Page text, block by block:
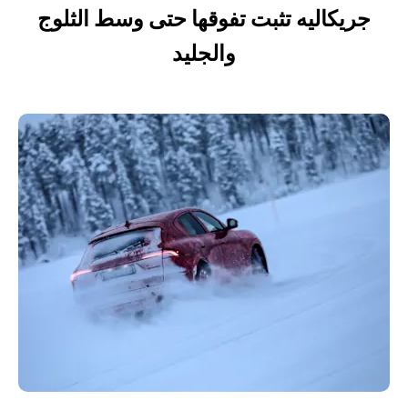
جريكاليه تثبت تفوقها حتى وسط الثلوج
والجليد